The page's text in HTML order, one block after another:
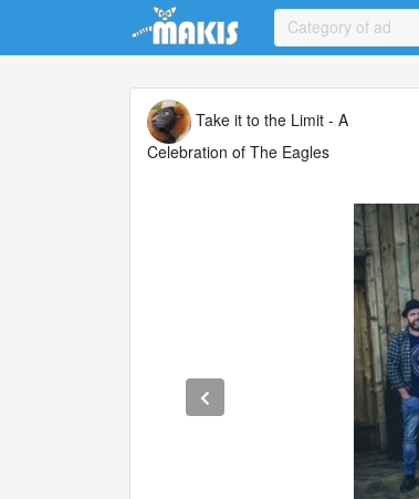
Update cookies preferences
Category of ad
Take it to the Limit - A
Celebration of The Eagles